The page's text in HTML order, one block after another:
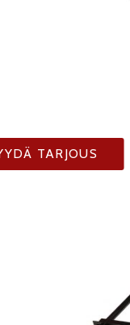
TARJOUS